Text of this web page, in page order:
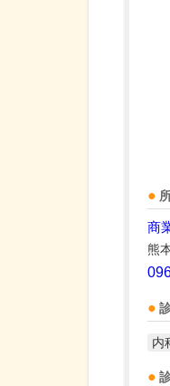
商
熊
内